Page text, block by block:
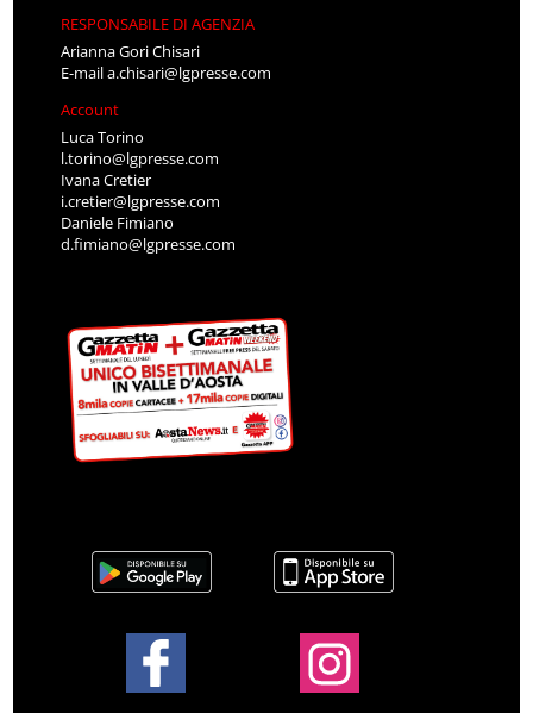
RESPONSABILE DI AGENZIA
Arianna Gori Chisari
E-maila.chisari@lgpresse.com
Account
Luca Torino
l.torino@lgpresse.com
Ivana Cretier
i.cretier@lgpresse.com
Daniele Fimiano
d.fimiano@lgpresse.com